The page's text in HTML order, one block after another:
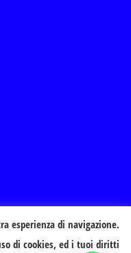
esperienza di navigazione.
di cookies, ed i tuoi diritti